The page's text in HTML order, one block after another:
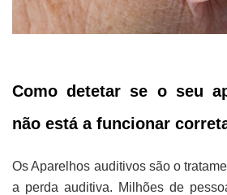
Como detetar se o seu
não está a funcionar
Os Aparelhos auditivos são o
a perda auditiva. Milhões de